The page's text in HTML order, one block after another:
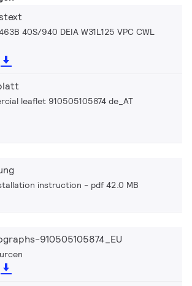
40S/940 DEIA W31L125 VPC CWL
leaflet 910505105874 de_AT
instruction pdf 42.0 MB
910505105874_EU